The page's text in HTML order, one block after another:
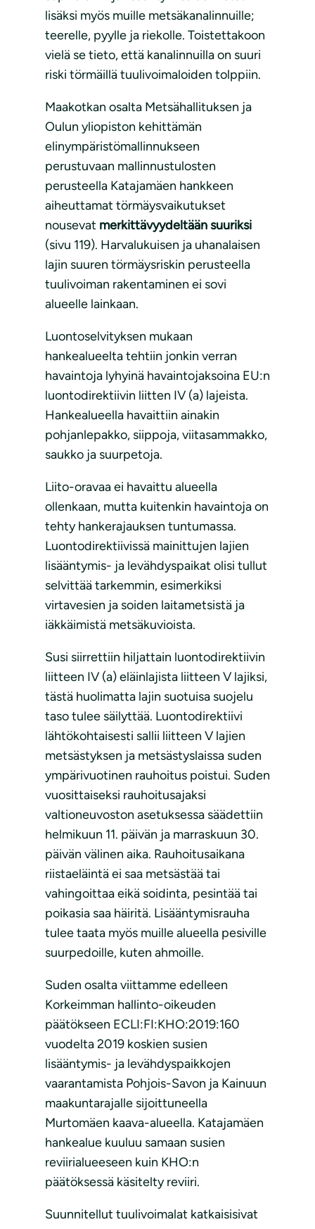
lisäksi myös muille metsäkanalinnuille;
teerelle, pyylle ja riekolle. Toistettakoon
vielä se tieto, että kanalinnuilla on suuri
riski törmäillä tuulivoimaloiden tolppiin.
Maakotkan osalta Metsähallituksen ja
Oulun yliopiston kehittämän
elinympäristömallinnukseen
perustuvaan mallinnustulosten
perusteella Katajamäen hankkeen
aiheuttamat törmäysvaikutukset
nousevat merkittävyydeltään suuriksi
(sivu 119). Harvalukuisen ja uhanalaisen
lajin suuren törmäysriskin perusteella
tuulivoiman rakentaminen ei sovi
alueelle lainkaan.
Luontoselvityksen mukaan
hankealueelta tehtiin jonkin verran
havaintoja lyhyinä havaintojaksoina EU:n
luontodirektiivin liitten IV (a) lajeista.
Hankealueella havaittiin ainakin
pohjanlepakko, siippoja, viitasammakko,
saukko ja suurpetoja.
Liito-oravaa ei havaittu alueella
ollenkaan, mutta kuitenkin havaintoja on
tehty hankerajauksen tuntumassa.
Luontodirektiivissä mainittujen lajien
lisääntymis- ja levähdyspaikat olisi tullut
selvittää tarkemmin, esimerkiksi
virtavesien ja soiden laitametsistä ja
iäkkäimistä metsäkuvioista.
Susi siirrettiin hiljattain luontodirektiivin
liitteen IV (a) eläinlajista liitteen V lajiksi,
tästä huolimatta lajin suotuisa suojelu
taso tulee säilyttää. Luontodirektiivi
lähtökohtaisesti sallii liitteen V lajien
metsästyksen ja metsästyslaissa suden
ympärivuotinen rauhoitus poistui. Suden
vuosittaiseksi rauhoitusajaksi
valtioneuvoston asetuksessa säädettiin
helmikuun 11. päivän ja marraskuun 30.
päivän välinen aika. Rauhoitusaikana
riistaeläintä ei saa metsästää tai
vahingoittaa eikä soidinta, pesintää tai
poikasia saa häiritä. Lisääntymisrauha
tulee taata myös muille alueella pesiville
suurpedoille, kuten ahmoille.
Suden osalta viittamme edelleen
Korkeimman hallinto-oikeuden
päätökseen ECLI:FI:KHO:2019:160
vuodelta 2019 koskien susien
lisääntymis- ja levähdyspaikkojen
vaarantamista Pohjois-Savon ja Kainuun
maakuntarajalle sijoittuneella
Murtomäen kaava-alueella. Katajamäen
hankealue kuuluu samaan susien
reviirialueeseen kuin KHO:n
päätöksessä käsitelty reviiri.
Suunnitellut tuulivoimalat katkaisisivat